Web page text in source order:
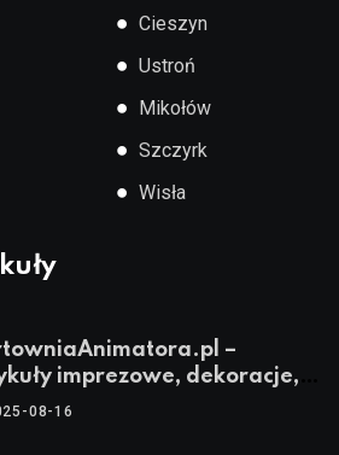
● Cieszyn
● Ustroń
● Mikołów
● Szczyrk
● Wisła
–
imprezowe, dekoracje,
i akcesoria dla animatorów
08-16